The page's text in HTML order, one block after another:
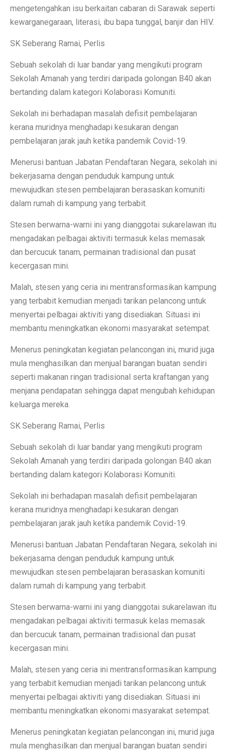
mengetengahkan isu berkaitan cabaran di Sarawak seperti
kewarganegaraan, literasi, ibu bapa tunggal, banjir dan HIV.
SK Seberang Ramai, Perlis
Sebuah sekolah di luar bandar yang mengikuti program
Sekolah Amanah yang terdiri daripada golongan B40 akan
bertanding dalam kategori Kolaborasi Komuniti.
Sekolah ini berhadapan masalah defisit pembelajaran
kerana muridnya menghadapi kesukaran dengan
pembelajaran jarak jauh ketika pandemik Covid-19.
Menerusi bantuan Jabatan Pendaftaran Negara, sekolah ini
bekerjasama dengan penduduk kampung untuk
mewujudkan stesen pembelajaran berasaskan komuniti
dalam rumah di kampung yang terbabit.
Stesen berwarna-warni ini yang dianggotai sukarelawan itu
mengadakan pelbagai aktiviti termasuk kelas memasak
dan bercucuk tanam, permainan tradisional dan pusat
kecergasan mini.
Malah, stesen yang ceria ini mentransformasikan kampung
yang terbabit kemudian menjadi tarikan pelancong untuk
menyertai pelbagai aktiviti yang disediakan. Situasi ini
membantu meningkatkan ekonomi masyarakat setempat.
Menerus peningkatan kegiatan pelancongan ini, murid juga
mula menghasilkan dan menjual barangan buatan sendiri
seperti makanan ringan tradisional serta kraftangan yang
menjana pendapatan sehingga dapat mengubah kehidupan
keluarga mereka.
SK Seberang Ramai, Perlis
Sebuah sekolah di luar bandar yang mengikuti program
Sekolah Amanah yang terdiri daripada golongan B40 akan
bertanding dalam kategori Kolaborasi Komuniti.
Sekolah ini berhadapan masalah defisit pembelajaran
kerana muridnya menghadapi kesukaran dengan
pembelajaran jarak jauh ketika pandemik Covid-19.
Menerusi bantuan Jabatan Pendaftaran Negara, sekolah ini
bekerjasama dengan penduduk kampung untuk
mewujudkan stesen pembelajaran berasaskan komuniti
dalam rumah di kampung yang terbabit.
Stesen berwarna-warni ini yang dianggotai sukarelawan itu
mengadakan pelbagai aktiviti termasuk kelas memasak
dan bercucuk tanam, permainan tradisional dan pusat
kecergasan mini.
Malah, stesen yang ceria ini mentransformasikan kampung
yang terbabit kemudian menjadi tarikan pelancong untuk
menyertai pelbagai aktiviti yang disediakan. Situasi ini
membantu meningkatkan ekonomi masyarakat setempat.
Menerus peningkatan kegiatan pelancongan ini, murid juga
mula menghasilkan dan menjual barangan buatan sendiri